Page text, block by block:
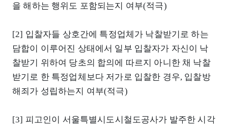
을 해하는 행위도 포함되는지 여부(적극)
[2] 입찰자들 상호간에 특정업체가 낙찰받기로 하는
담합이 이루어진 상태에서 일부 입찰자가 자신이 낙
찰받기 위하여 당초의 합의에 따르지 아니한 채 낙찰
받기로 한 특정업체보다 저가로 입찰한 경우, 입찰방
해죄가 성립하는지 여부(적극)
[3] 피고인이 서울특별시도시철도공사가 발주한 시각